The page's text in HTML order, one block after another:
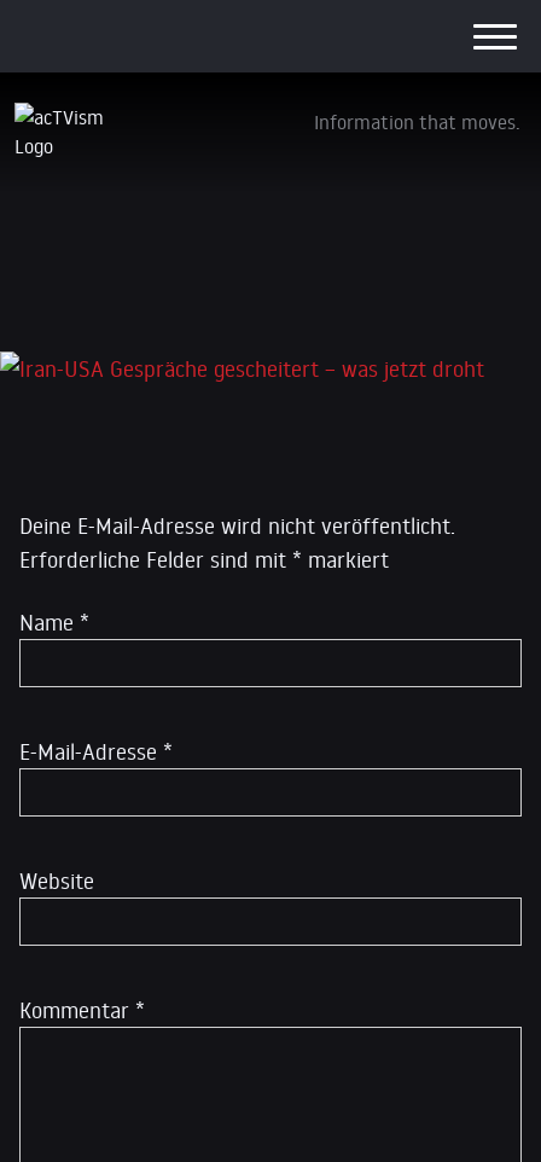
Information that moves.
Iran-USA Gespräche gescheitert – was jetzt
Deine E-Mail-Adresse wird nicht veröffentlicht.
Erforderliche Felder sind mit * markiert
Kommentar *
Name *
E-Mail-Adresse *
Website